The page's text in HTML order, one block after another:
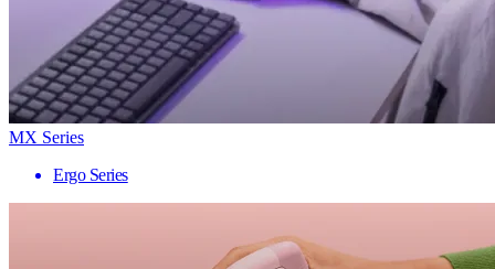
MX Series
Ergo Series